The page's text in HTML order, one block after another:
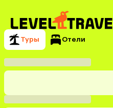
Туры Отели